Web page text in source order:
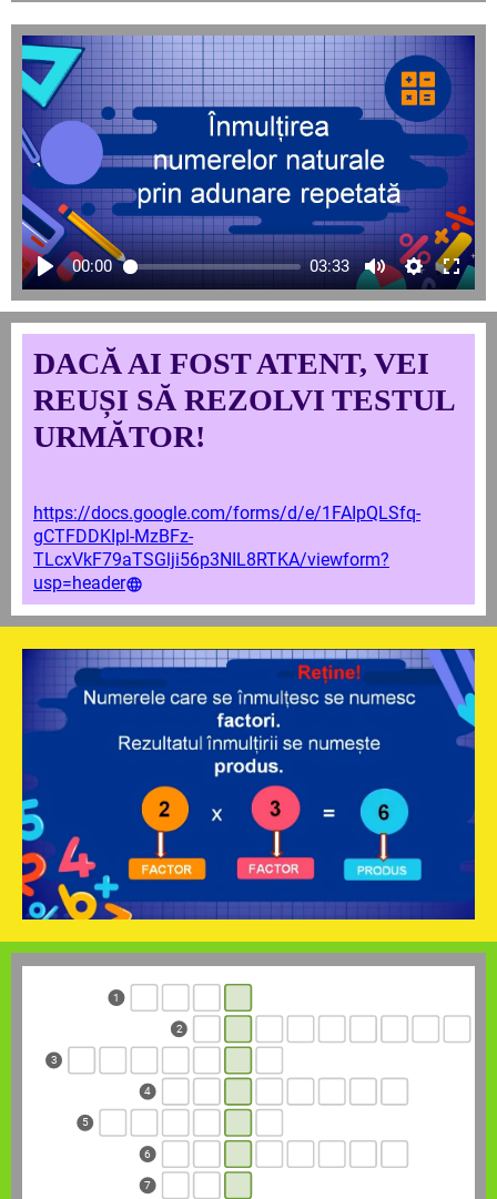
00:00 03:33
DACĂ AI FOST ATENT, VEI
REUȘI SĂ REZOLVI TESTUL
URMĂTOR!
https://docs.google.com/forms/d/e/1FAIpQLSfq-
gCTFDDKIpl-MzBFz-
TLcxVkF79aTSGlji56p3NIL8RTKA/viewform?
usp=header
1
2
3
4
5
6
7